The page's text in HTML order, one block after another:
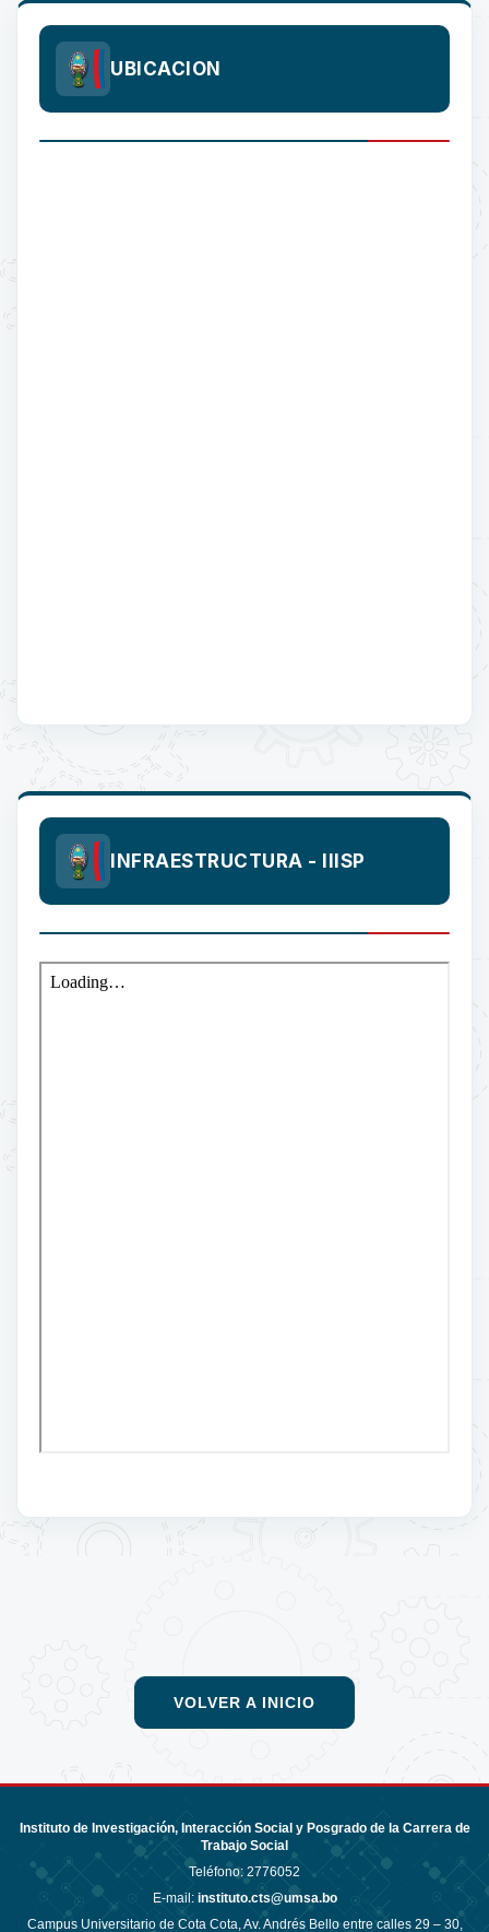
UBICACION
INFRAESTRUCTURA - IIISP
VOLVER A INICIO
Instituto de Investigación, Interacción Social y Posgrado de la Carrera de
Trabajo Social
Teléfono: 2776052
E-mail: instituto.cts@umsa.bo
Campus Universitario de Cota Cota, Av. Andrés Bello entre calles 29 – 30,